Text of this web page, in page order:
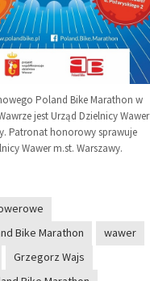
Poland Bike Marathon w
jest Urząd Dzielnicy Wawer
Patronat honorowy sprawuje
Wawer m.st. Warszawy.
Bike Marathon
wawer
Grzegorz Wajs